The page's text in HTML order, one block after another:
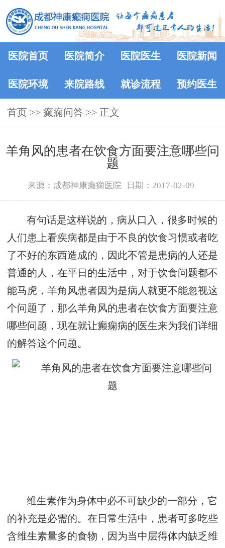
医院首页 医院简介 医院医生 医院新闻
医院环境 来院路线 就诊流程 预约医生
首页 >> 癫痫问答 >> 正文
羊角风的患者在饮食方面要注意哪些问
题
来源：成都神康癫痫医院 日期：2017-02-09
有句话是这样说的，病从口入，很多时候的
人们患上看疾病都是由于不良的饮食习惯或者吃
了不好的东西造成的，因此不管是患病的人还是
普通的人，在平日的生活中，对于饮食问题都不
能马虎，羊角风患者因为是病人就更不能忽视这
个问题了，那么羊角风的患者在饮食方面要注意
哪些问题，现在就让癫痫病的医生来为我们详细
的解答这个问题。
维生素作为身体中必不可缺少的一部分，它
的补充是必需的。在日常生活中，患者可多吃些
含维生素量多的食物，因为当中层得体内缺乏维